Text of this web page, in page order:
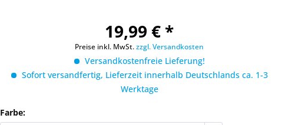
19,99 € *
Preise inkl. MwSt.zzgl. Versandkosten
Versandkostenfreie Lieferung!
Sofort versandfertig, Lieferzeit innerhalb Deutschlands ca. 1-3
Werktage
Farbe: